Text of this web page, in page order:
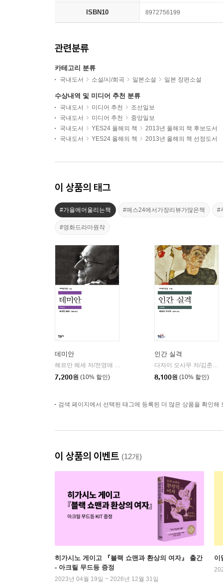
ISBN10 8972756199
관련분류
카테고리 분류
국내도서 소설/시/희곡 일본소설 일본 장편소설
수상내역 및 미디어 추천 분류
국내도서 미디어 추천
조선일보
국내도서
미디어 추천
중앙일보
국내도서
YES24 올해의 책
2013년 올해의 책 후보도서
국내도서
YES24 올해의 책 2013년 올해의 책 선정도서
이 상품의 태그
#가을에어울리는책 #예스24에서가장리뷰가많은책 #
#영화드라마원작
데미안
헤르만 헤세 저/전영애 역
7,200원 (10% 할인)
인간 실격
다자이 오사무 저/김춘미 역
8,100원 (10% 할인)
검색 페이지에서 선택된 태그에 등록된 더 많은 상품을 확인해
이 상품의 이벤트 (12개)
히가시노 게이고 『블랙 쇼맨과 환상의 여자』 출간
- 아크릴 무드등 증정
2023년 04월 19일 ~ 2026년 12월 31일
이